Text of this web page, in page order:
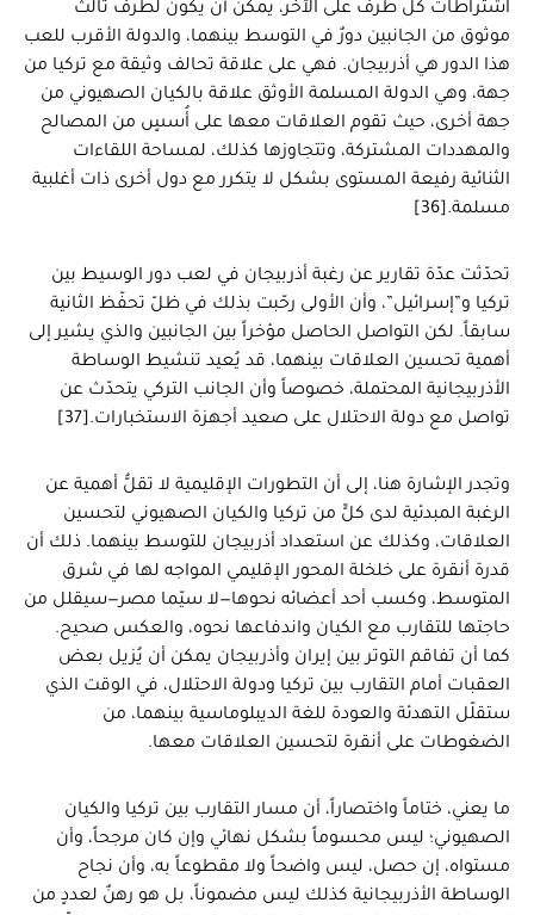
اشتراطات كل طرف على الآخر، يمكن أن يكون لطرف ثالث
موثوق من الجانبين دورٌ في التوسط بينهما، والدولة الأقرب للعب
هذا الدور هي أذربيجان. فهي على علاقة تحالف وثيقة مع تركيا من
جهة، وهي الدولة المسلمة الأوثق علاقة بالكيان الصهيوني من
جهة أخرى، حيث تقوم العلاقات معها على أُسسٍ من المصالح
والمهددات المشتركة، وتتجاوزها كذلك، لمساحة اللقاءات
الثنائية رفيعة المستوى بشكل لا يتكرر مع دول أخرى ذات أغلبية
مسلمة.[36]
تحدّثت عدّة تقارير عن رغبة أذربيجان في لعب دور الوسيط بين
تركيا و”إسرائيل”، وأن الأولى رحّبت بذلك في ظلّ تحفّظ الثانية
سابقاً. لكن التواصل الحاصل مؤخراً بين الجانبين والذي يشير إلى
أهمية تحسين العلاقات بينهما، قد يُعيد تنشيط الوساطة
الأذربيجانية المحتملة، خصوصاً وأن الجانب التركي يتحدّث عن
تواصل مع دولة الاحتلال على صعيد أجهزة الاستخبارات.[37]
وتجدر الإشارة هنا، إلى أن التطورات الإقليمية لا تقلُّ أهمية عن
الرغبة المبدئية لدى كلٍّ من تركيا والكيان الصهيوني لتحسين
العلاقات، وكذلك عن استعداد أذربيجان للتوسط بينهما. ذلك أن
قدرة أنقرة على خلخلة المحور الإقليمي المواجه لها في شرق
المتوسط، وكسب أحد أعضائه نحوها—لا سيّما مصر—سيقلل من
حاجتها للتقارب مع الكيان واندفاعها نحوه، والعكس صحيح.
كما أن تفاقم التوتر بين إيران وأذربيجان يمكن أن يُزيل بعض
العقبات أمام التقارب بين تركيا ودولة الاحتلال، في الوقت الذي
ستقلّل التهدئة والعودة للغة الديبلوماسية بينهما، من
الضغوطات على أنقرة لتحسين العلاقات معها.
ما يعني، ختاماً واختصاراً، أن مسار التقارب بين تركيا والكيان
الصهيوني؛ ليس محسوماً بشكل نهائي وإن كان مرجحاً، وأن
مستواه، إن حصل، ليس واضحاً ولا مقطوعاً به، وأن نجاح
الوساطة الأذربيجانية كذلك ليس مضموناً، بل هو رهنٌ لعددٍ من